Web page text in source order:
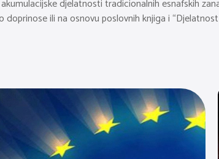
djelatnosti tradicionalnih esnafskih
ili na osnovu poslovnih knjiga i